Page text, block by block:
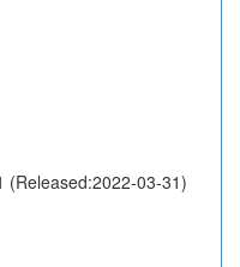
(Released:2022-03-31)